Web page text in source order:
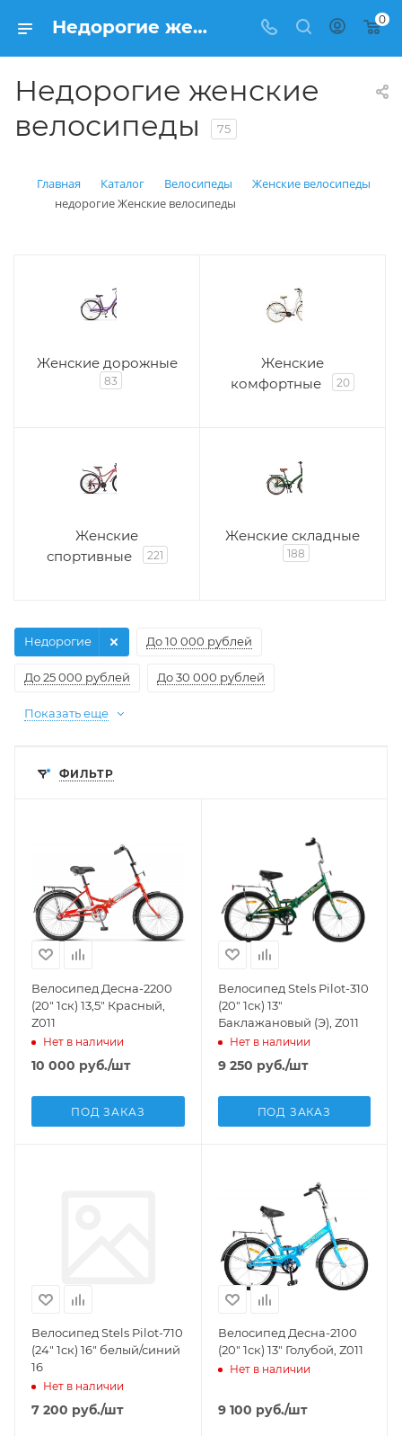
Недорогие женские велосипеды купить в Балашихе: цена от рублей | Интернет магазин Вело150 0
Недорогие женские
велосипеды
75
Главная Каталог Велосипеды
Женские велосипеды
недорогие Женские велосипеды
Женские дорожные
83
Женские
комфортные
20
Женские
спортивные
221
Женские складные
188
До 10 000 рублей
До 25 000 рублей До 30 000 рублей
Недорогие
Показать еще
ФИЛЬТР
Велосипед Десна-2200
(20" 1ск) 13,5" Красный,
Z011
Нет в наличии
10 000 руб./шт
ПОД ЗАКАЗ
Велосипед Stels Pilot-310
(20" 1ск) 13"
Баклажановый (Э), Z011
Нет в наличии
9 250 руб./шт
ПОД ЗАКАЗ
Велосипед Stels Pilot-710
(24" 1ск) 16" белый/синий
16
Нет в наличии
7 200 руб./шт
Велосипед Десна-2100
(20" 1ск) 13" Голубой, Z011
Нет в наличии
9 100 руб./шт